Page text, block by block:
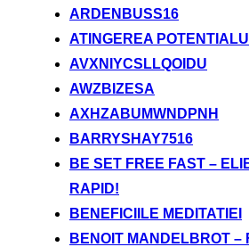
ARDENBUSS16
ATINGEREA
AVXNIYCSLLQOIDU
AWZBIZESA
AXHZABUMWNDPNH
BARRYSHAY7516
BE SET FREE FAST –
RAPID!
BENEFICIILE MEDITATIEI
BENOIT MANDELBROT –